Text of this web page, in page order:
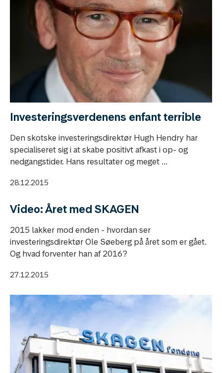
Investeringsverdenens enfant terrible
Den skotske investeringsdirektør Hugh Hendry har
specialiseret sig i at skabe positivt afkast i op- og
nedgangstider. Hans resultater og meget ...
28.12.2015
Video: Året med SKAGEN
2015 lakker mod enden - hvordan ser
investeringsdirektør Ole Søeberg på året som er gået.
Og hvad forventer han af 2016?
27.12.2015